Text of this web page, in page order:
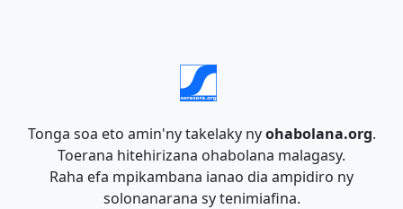
Tonga soa eto amin'ny takelaky nyohabolana.org.
Toerana hitehirizana ohabolana malagasy.
Raha efa mpikambana ianao dia ampidiro ny
solonanarana sy tenimiafina.